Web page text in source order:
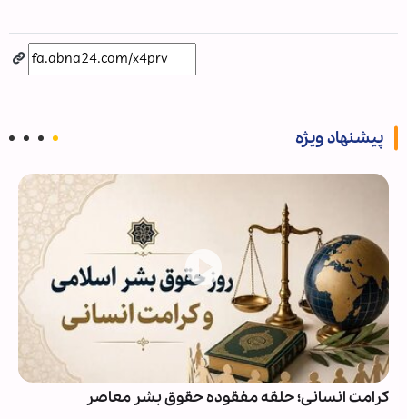
پیشنهاد ویژه
کرامت انسانی؛ حلقه مفقوده حقوق بشر معاصر